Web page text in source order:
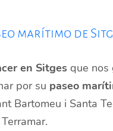
marítimo de
en Sitges que nos
por su paseo
Bartomeu i Santa